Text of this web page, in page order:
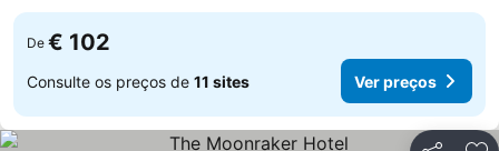
De € 102
Consulte os preços de 11 sites Ver preços